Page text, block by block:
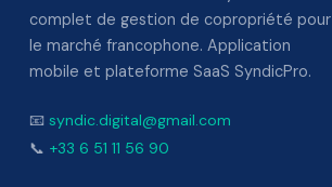
complet de gestion de copropriété pour
le marché francophone. Application
mobile et plateforme SaaS SyndicPro.
📧 syndic.digital@gmail.com
📞 +33 6 51 11 56 90